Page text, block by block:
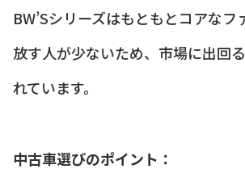
BW’Sシリーズはもともとコアな
放す人が少ないため、市場に出回
れています。
中古車選びのポイント：